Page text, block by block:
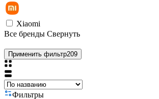
Xiaomi
Все бренды Свернуть
Применить фильтр209
Фильтры